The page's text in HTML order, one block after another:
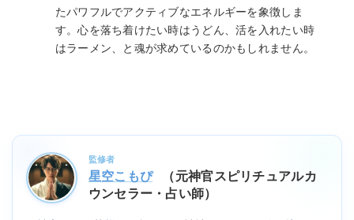
たパワフルでアクティブなエネルギーを象徴しま
す。心を落ち着けたい時はうどん、活を入れたい時
はラーメン、と魂が求めているのかもしれません。
監修者
星空こもぴ
（元神官スピリチュアルカ
ウンセラー・占い師）